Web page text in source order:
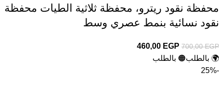
محفظة نقود ريترو، محفظة ثلاثية الطيات محفظة
نقود نسائية بنمط عصري وسط
700,00EGP
460,00 EGP
🌍 بالطلب🟠 بالطلب
-25%